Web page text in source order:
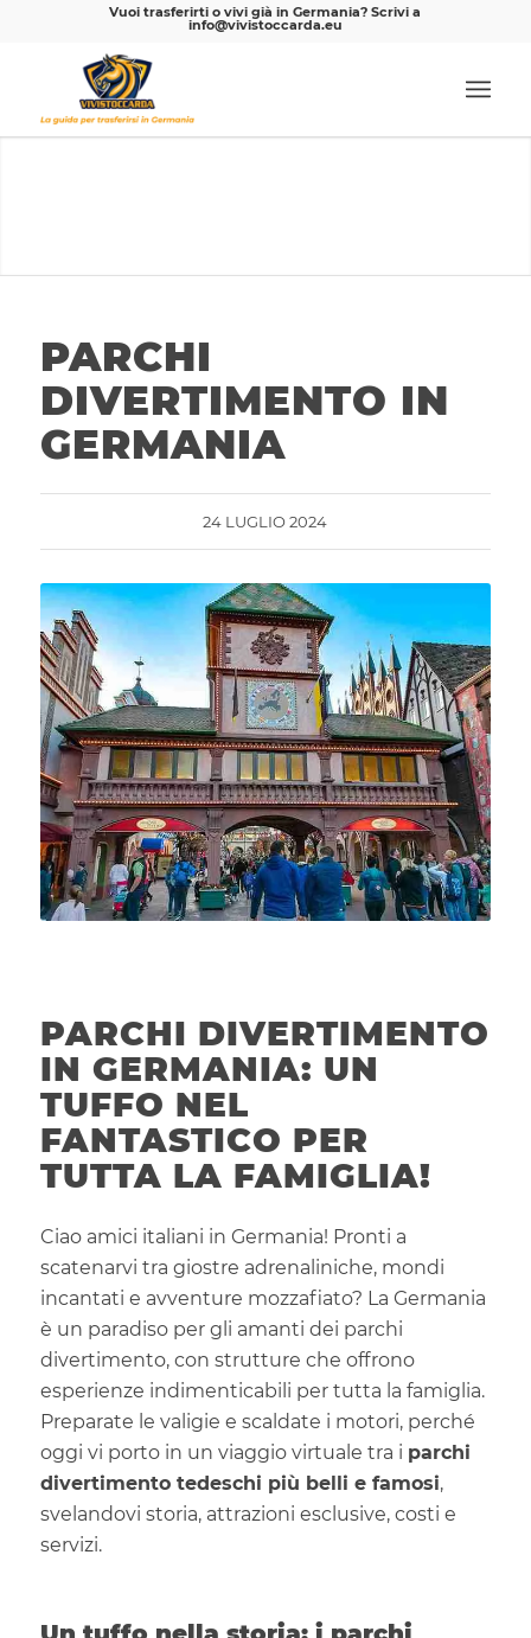
Vuoi trasferirti o vivi già in Germania? Scrivi a
info@vivistoccarda.eu
PARCHI
DIVERTIMENTO IN
GERMANIA
24 LUGLIO 2024
PARCHI DIVERTIMENTO
IN GERMANIA: UN
TUFFO NEL
FANTASTICO PER
TUTTA LA FAMIGLIA!
Ciao amici italiani in Germania! Pronti a
scatenarvi tra giostre adrenaliniche, mondi
incantati e avventure mozzafiato? La Germania
è un paradiso per gli amanti dei parchi
divertimento, con strutture che offrono
esperienze indimenticabili per tutta la famiglia.
Preparate le valigie e scaldate i motori, perché
oggi vi porto in un viaggio virtuale tra i parchi
divertimento tedeschi più belli e famosi,
svelandovi storia, attrazioni esclusive, costi e
servizi.